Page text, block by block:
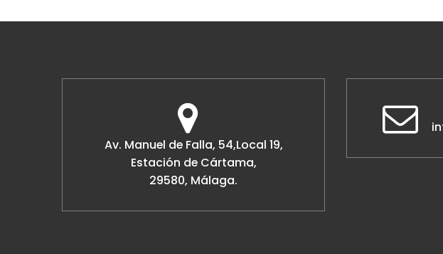
Av. Manuel de Falla, 54,Local 19,
Estación de Cártama,
29580, Málaga.